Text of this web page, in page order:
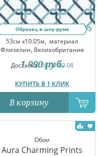
Образец в шоу-руме
53см x10.05м, материал
Флизелин, Великобритания
Доставка:08.08-09.08
КУПИТЬ В 1 КЛИК
1 990 руб.
В корзину
Обои
Aura Charming Prints